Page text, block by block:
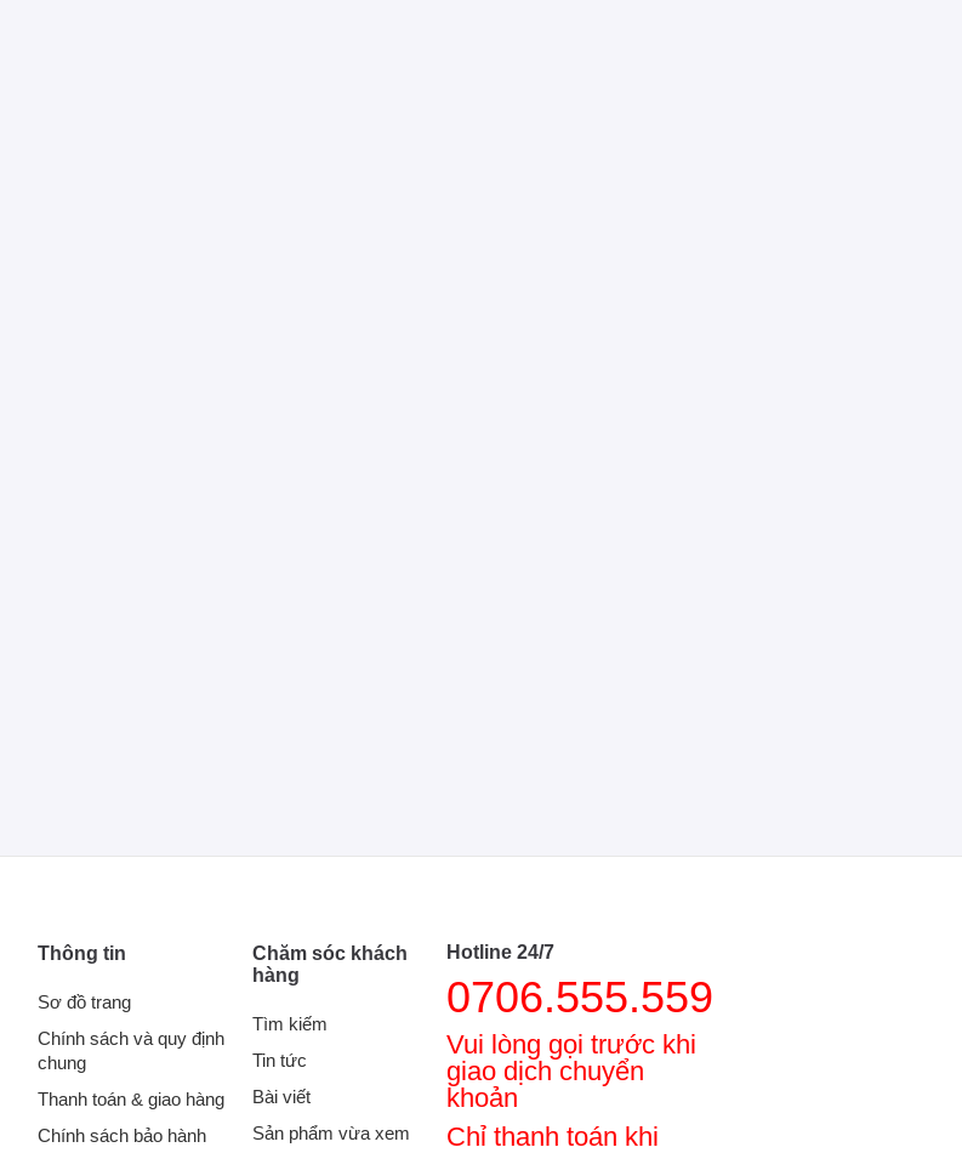
Thông tin
Sơ đồ trang
Chính sách và quy định
chung
Thanh toán & giao hàng
Chính sách bảo hành
Chăm sóc khách
hàng
Tìm kiếm
Tin tức
Bài viết
Sản phẩm vừa xem
Hotline 24/7
0706.555.559
Vui lòng gọi trước khi
giao dịch chuyển
khoản
Chỉ thanh toán khi